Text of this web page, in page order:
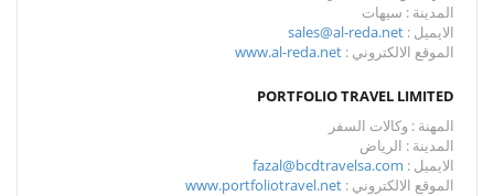
المدينة : سيهات
الايميل : sales@al-reda.net
الموقع الالكتروني : www.al-reda.net
PORTFOLIO TRAVEL LIMITED
المهنة : وكالات السفر
المدينة : الرياض
الايميل : fazal@bcdtravelsa.com
الموقع الالكتروني : www.portfoliotravel.net